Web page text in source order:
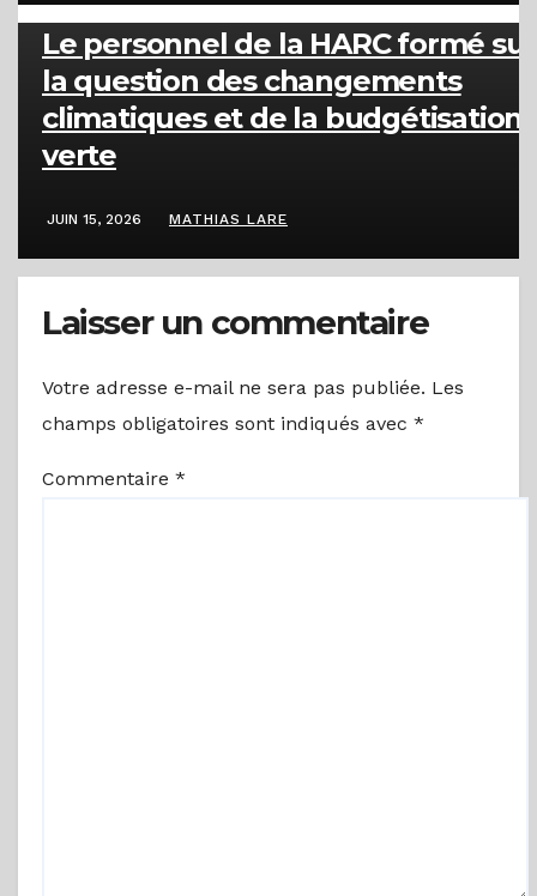
ACTUALITÉS
Le personnel de la HARC formé sur
la question des changements
climatiques et de la budgétisation
verte
JUIN 15, 2026 MATHIAS LARE
Laisser un commentaire
Votre adresse e-mail ne sera pas publiée. Les
champs obligatoires sont indiqués avec *
Commentaire *